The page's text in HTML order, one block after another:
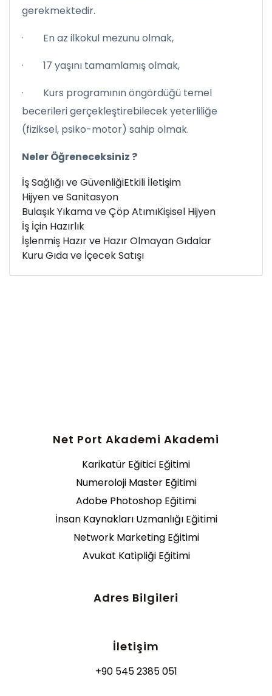
gerekmektedir.
· En az ilkokul mezunu olmak,
· 17 yaşını tamamlamış olmak,
· Kurs programının öngördüğü temel
becerileri gerçekleştirebilecek yeterliliğe
(fiziksel, psiko-motor) sahip olmak.
Neler Öğreneceksiniz ?
İş Sağlığı ve GüvenliğiEtkili İletişim
Hijyen ve Sanitasyon
Bulaşık Yıkama ve Çöp AtımıKişisel Hijyen
İş İçin Hazırlık
İşlenmiş Hazır ve Hazır Olmayan Gıdalar
Kuru Gıda ve İçecek Satışı
Net Port Akademi Akademi
Karikatür Eğitici Eğitimi
Numeroloji Master Eğitimi
Adobe Photoshop Eğitimi
İnsan Kaynakları Uzmanlığı Eğitimi
Network Marketing Eğitimi
Avukat Katipliği Eğitimi
Adres Bilgileri
İletişim
+90 545 2385 051